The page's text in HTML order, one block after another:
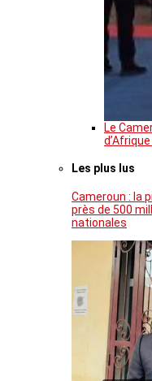
Le
Les plus lus
Cameroun : la
près de 500
nationales